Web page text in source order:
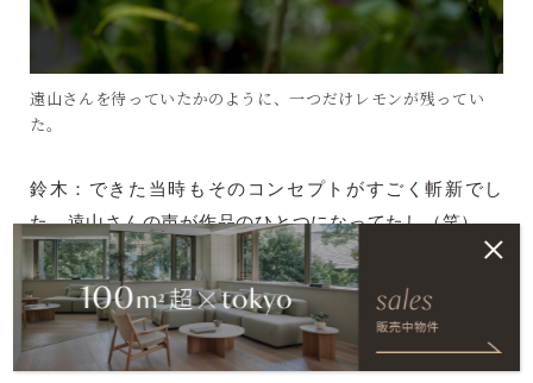
遠山さんを待っていたかのように、一つだけレモンが残ってい
た。
鈴木：できた当時もそのコンセプトがすごく斬新でし
た。遠山さんの声が作品のひとつになってたし（笑）
遠山：そう、「２人でカップルになりなさい。相手がい
ない場合は、現れるまでしばし待つ。」という指示に従
って、指示通りカップルになったら、イヤホンガイド一